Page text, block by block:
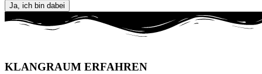
Ja, ich bin dabei
KLANGRAUM ERFAHREN